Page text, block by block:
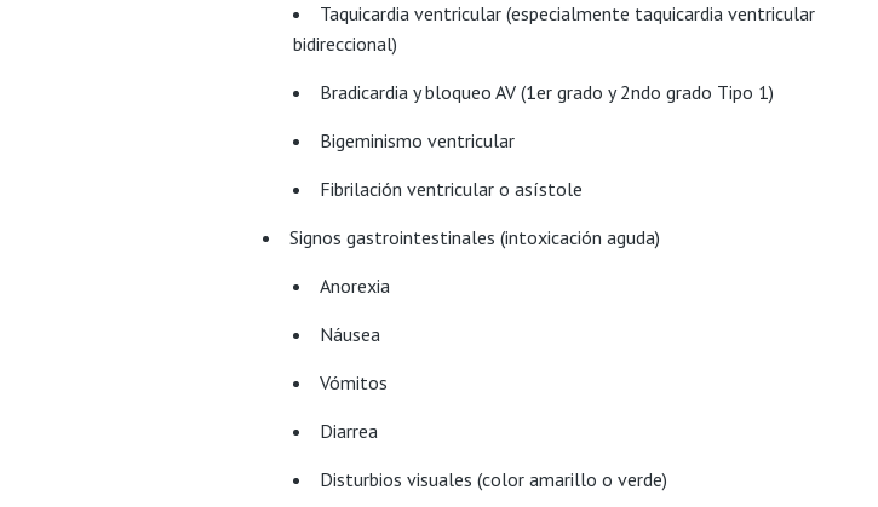
Taquicardia ventricular (especialmente taquicardia ventricular
bidireccional)
Bradicardia y bloqueo AV (1er grado y 2ndo grado Tipo 1)
Bigeminismo ventricular
Fibrilación ventricular o asístole
Signos gastrointestinales (intoxicación aguda)
Anorexia
Náusea
Vómitos
Diarrea
Disturbios visuales (color amarillo o verde)